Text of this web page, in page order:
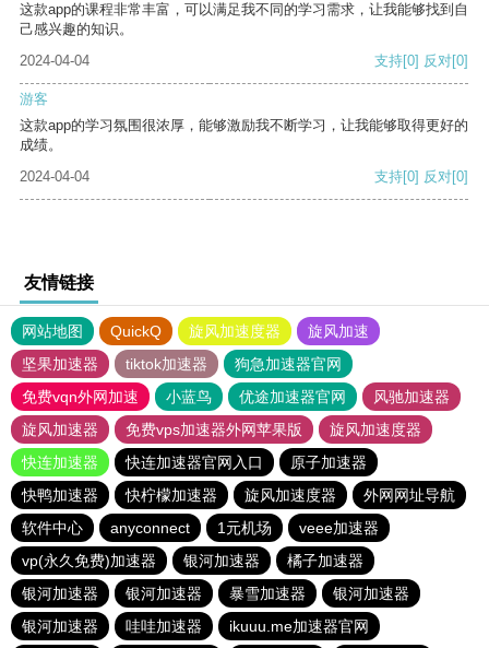
这款app的课程非常丰富，可以满足我不同的学习需求，让我能够找到自
己感兴趣的知识。
2024-04-04
支持[0] 反对[0]
游客
这款app的学习氛围很浓厚，能够激励我不断学习，让我能够取得更好的
成绩。
2024-04-04
支持[0] 反对[0]
友情链接
网站地图 QuickQ 旋风加速度器
旋风加速
坚果加速器
tiktok加速器
狗急加速器官网
免费vqn外网加速
小蓝鸟 优途加速器官网
风驰加速器
旋风加速器
免费vps加速器外网苹果版
旋风加速度器
快连加速器
快连加速器官网入口
原子加速器
快鸭加速器
快柠檬加速器 旋风加速度器
外网网址导航
软件中心
anyconnect 1元机场
veee加速器
vp(永久免费)加速器
银河加速器
橘子加速器
银河加速器
银河加速器 暴雪加速器
银河加速器
银河加速器
哇哇加速器 ikuuu.me加速器官网